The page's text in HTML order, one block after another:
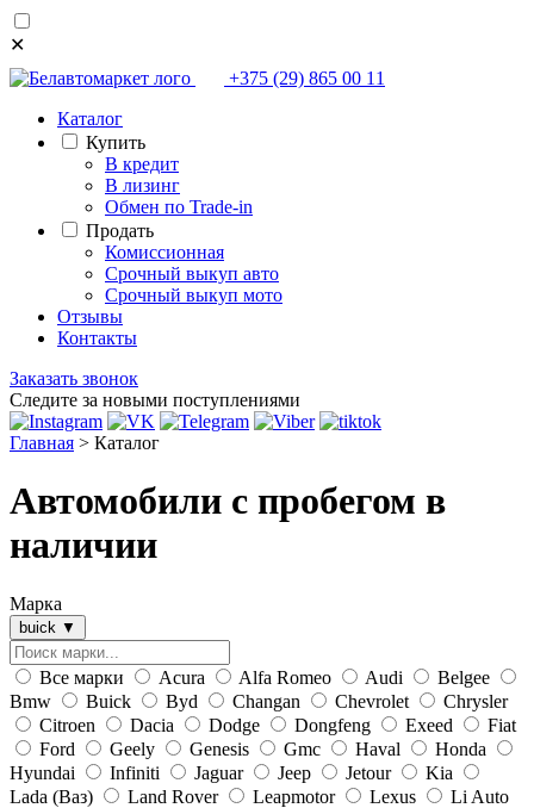
✕
+375 (29) 865 00 11
Каталог
Купить
В кредит
В лизинг
Обмен по Trade-in
Продать
Комиссионная
Срочный выкуп авто
Срочный выкуп мото
Отзывы
Контакты
Заказать звонок
Следите за новыми поступлениями
Главная > Каталог
Автомобили с пробегом в
наличии
Марка
buick ▼
Все марки Acura Alfa Romeo Audi
Belgee
Bmw
Buick Byd Changan Chevrolet
Chrysler
Citroen
Dacia Dodge Dongfeng Exeed
Fiat
Ford
Geely Genesis Gmc Haval
Honda
Hyundai
Infiniti Jaguar Jeep Jetour
Kia
Lada (Ваз)
Land Rover Leapmotor Lexus
Li Auto